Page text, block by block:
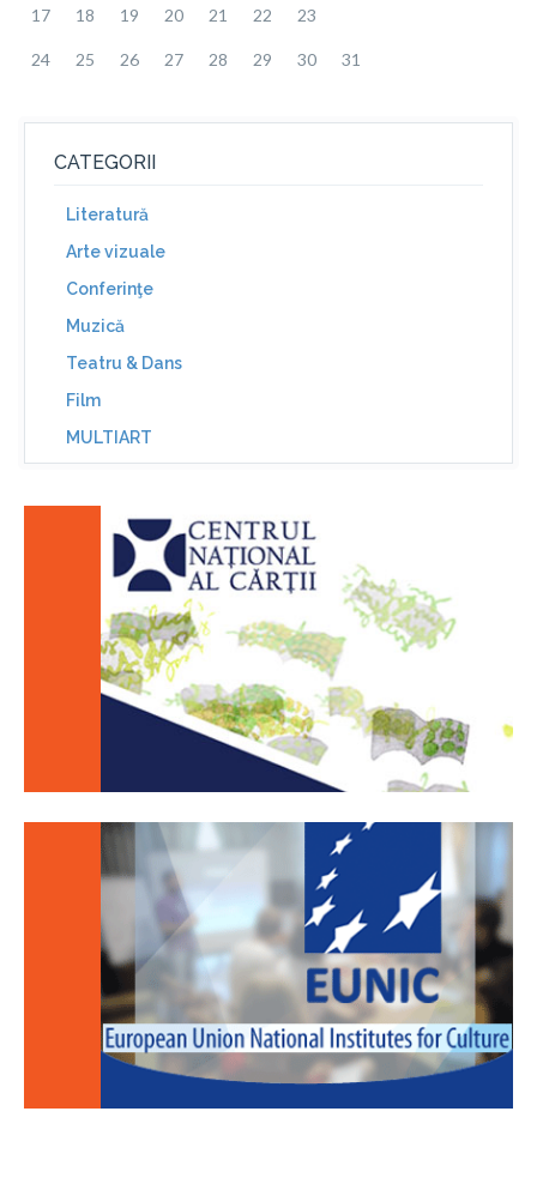
17 18 19 20 21 22 23
24 25 26 27 28 29 30 31
CATEGORII
Literatură
Arte vizuale
Conferinţe
Muzică
Teatru & Dans
Film
MULTIART